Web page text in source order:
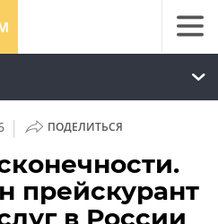
| ПОДЕЛИТЬСЯ
прейскурант
в России